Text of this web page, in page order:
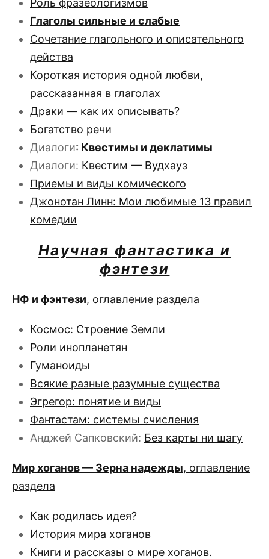
Роль фразеологизмов
Глаголы сильные и слабые
Сочетание глагольного и описательного
действа
Короткая история одной любви,
рассказанная в глаголах
Драки — как их описывать?
Богатство речи
Диалоги: Квестимы и деклатимы
Диалоги: Квестим — Вудхауз
Приемы и виды комического
Джонотан Линн: Мои любимые 13 правил
комедии
Научная фантастика и
фэнтези
НФ и фэнтези, оглавление раздела
Космос: Строение Земли
Роли инопланетян
Гуманоиды
Всякие разные разумные существа
Эгрегор: понятие и виды
Фантастам: системы счисления
Анджей Сапковский: Без карты ни шагу
Мир хоганов — Зерна надежды, оглавление
раздела
Как родилась идея?
История мира хоганов
Книги и рассказы о мире хоганов.